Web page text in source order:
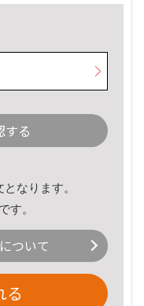
する
なります。
す。
ついて
る